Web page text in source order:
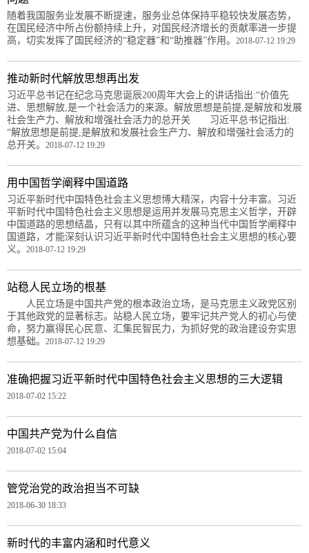
随着我国服务业发展不断提速，服务业总体保持平稳较快发展态势，
在国民经济中所占份额持续上升，对国民经济增长的贡献率进一步提
高，切实发挥了国民经济的“稳定器”和“助推器”作用。 2018-07-12 19:29
推动新时代解放思想再出发
习近平总书记在纪念马克思诞辰200周年大会上的讲话指出:“价值先
进、思想解放,是一个社会活力的来源。解放思想是前提,是解放和发展
社会生产力、解放和增强社会活力的总开关 习近平总书记指出:
“解放思想是前提,是解放和发展社会生产力、解放和增强社会活力的
总开关。 2018-07-12 19:29
用中国哲学阐释中国道路
习近平新时代中国特色社会主义思想博大精深，内容十分丰富。习近
平新时代中国特色社会主义思想是运用并发展马克思主义哲学，开辟
中国道路的思想结晶，只有以其中所蕴含的这种当代中国哲学阐释中
国道路，才能深刻认识习近平新时代中国特色社会主义思想的核心要
义。 2018-07-12 19:29
站稳人民立场的根基
人民立场是中国共产党的根本政治立场，是马克思主义政党区别
于其他政党的显著标志。站稳人民立场，要牢记共产党人的初心与使
命，努力赢得民心民意、汇集民智民力，为抓好党的政治建设夯实思
想基础。 2018-07-12 19:29
准确把握习近平新时代中国特色社会主义思想的三大逻辑
2018-07-02 15:22
中国共产党为什么自信
2018-07-02 15:04
管党治党的政治担当不可缺
2018-06-30 18:33
新时代的丰富内涵和时代意义